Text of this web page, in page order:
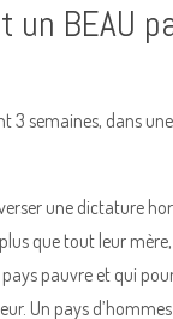
BEAU
3 semaines, dans
une dictature
que tout leur
pauvre et qui
Un pays